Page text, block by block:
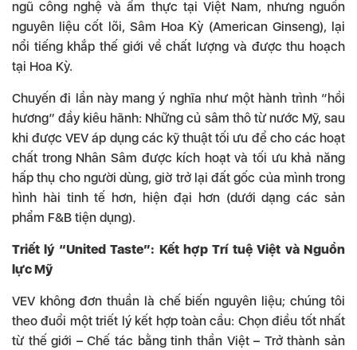
ngũ công nghệ và ẩm thực tại Việt Nam, nhưng nguồn
nguyên liệu cốt lõi, Sâm Hoa Kỳ (American Ginseng), lại
nổi tiếng khắp thế giới về chất lượng và được thu hoạch
tại Hoa Kỳ.
Chuyến đi lần này mang ý nghĩa như một hành trình “hồi
hương” đầy kiêu hãnh: Những củ sâm thô từ nước Mỹ, sau
khi được VEV áp dụng các kỹ thuật tối ưu để cho các hoạt
chất trong Nhân Sâm được kích hoạt và tối ưu khả năng
hấp thụ cho người dùng, giờ trở lại đất gốc của mình trong
hình hài tinh tế hơn, hiện đại hơn (dưới dạng các sản
phẩm F&B tiện dụng).
Triết lý “United Taste”: Kết hợp Trí tuệ Việt và Nguồn
lực Mỹ
VEV không đơn thuần là chế biến nguyên liệu; chúng tôi
theo đuổi một triết lý kết hợp toàn cầu: Chọn điều tốt nhất
từ thế giới – Chế tác bằng tinh thần Việt – Trở thành sản